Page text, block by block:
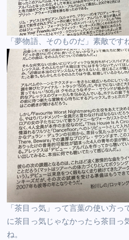
「夢物語、そのものだ」素敵です
「茶目っ気」って言葉の使い方っ
に茶目っ気じゃなかったら茶目っ
ね。